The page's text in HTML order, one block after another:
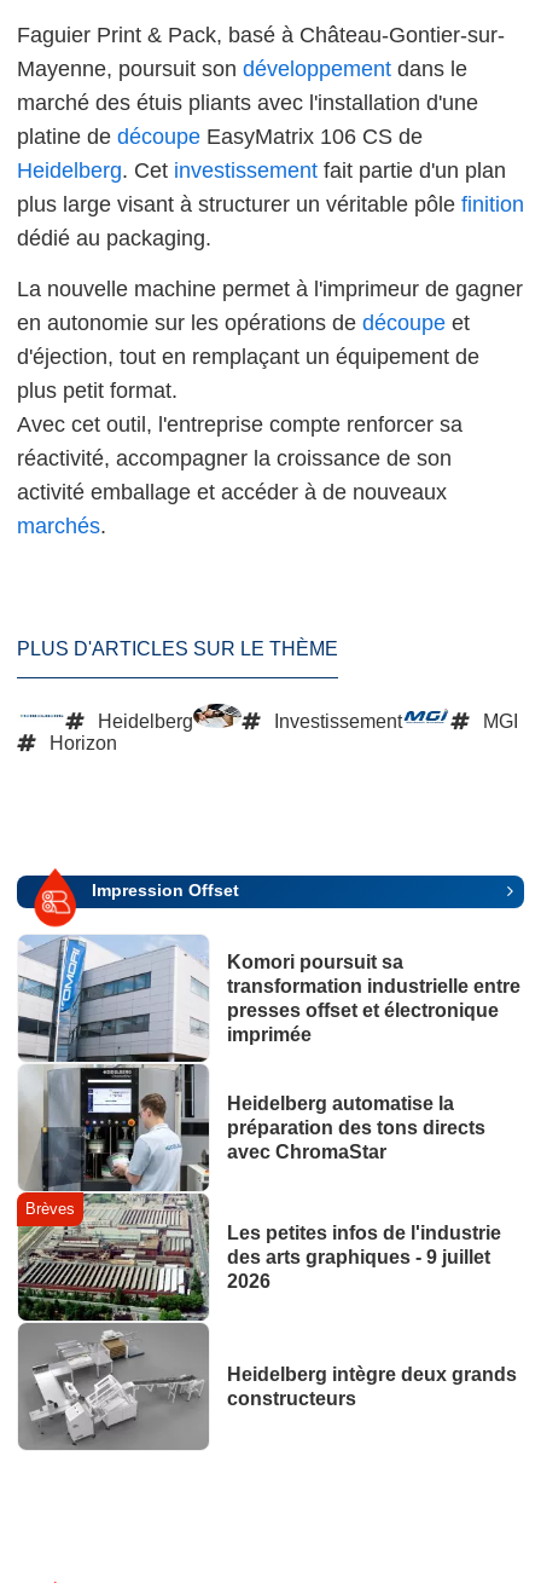
Faguier Print & Pack, basé à Château-Gontier-sur-
Mayenne, poursuit son développement dans le
marché des étuis pliants avec l'installation d'une
platine de découpe EasyMatrix 106 CS de
Heidelberg. Cet investissement fait partie d'un plan
plus large visant à structurer un véritable pôle finition
dédié au packaging.
La nouvelle machine permet à l'imprimeur de gagner
en autonomie sur les opérations de découpe et
d'éjection, tout en remplaçant un équipement de
plus petit format.
Avec cet outil, l'entreprise compte renforcer sa
réactivité, accompagner la croissance de son
activité emballage et accéder à de nouveaux
marchés.
PLUS D'ARTICLES SUR LE THÈME
Heidelberg Investissement
MGI
Horizon
Impression Offset
Komori poursuit sa
transformation industrielle entre
presses offset et électronique
imprimée
Heidelberg automatise la
préparation des tons directs
avec ChromaStar
Brèves
Les petites infos de l'industrie
des arts graphiques - 9 juillet
2026
Heidelberg intègre deux grands
constructeurs